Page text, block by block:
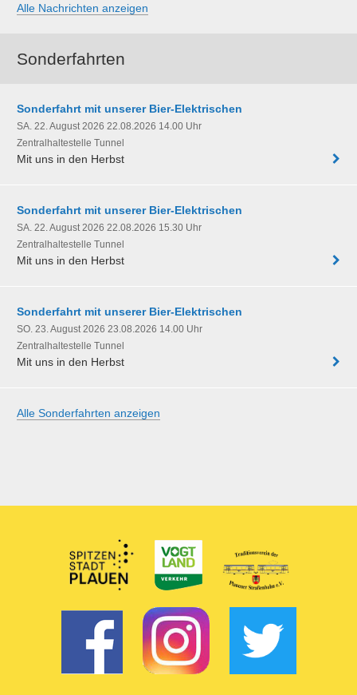
Alle Nachrichten anzeigen
Sonderfahrten
Sonderfahrt mit unserer Bier-Elektrischen
SA. 22. August 2026 22.08.2026 14.00 Uhr
Zentralhaltestelle Tunnel
Mit uns in den Herbst
Sonderfahrt mit unserer Bier-Elektrischen
SA. 22. August 2026 22.08.2026 15.30 Uhr
Zentralhaltestelle Tunnel
Mit uns in den Herbst
Sonderfahrt mit unserer Bier-Elektrischen
SO. 23. August 2026 23.08.2026 14.00 Uhr
Zentralhaltestelle Tunnel
Mit uns in den Herbst
Alle Sonderfahrten anzeigen